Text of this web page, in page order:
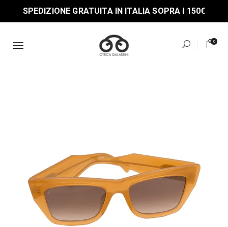
the
SPEDIZIONE GRATUITA IN ITALIA SOPRA I 150€
0